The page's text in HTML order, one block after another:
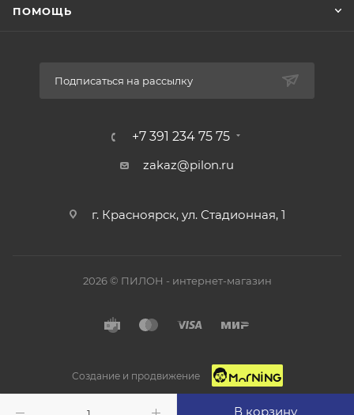
В корзину
ПОМОЩЬ
Подписаться на рассылку
+7 391 234 75 75
zakaz@pilon.ru
г. Красноярск, ул. Стадионная, 1
2026 © ПИЛОН - интернет-магазин
Создание и продвижение